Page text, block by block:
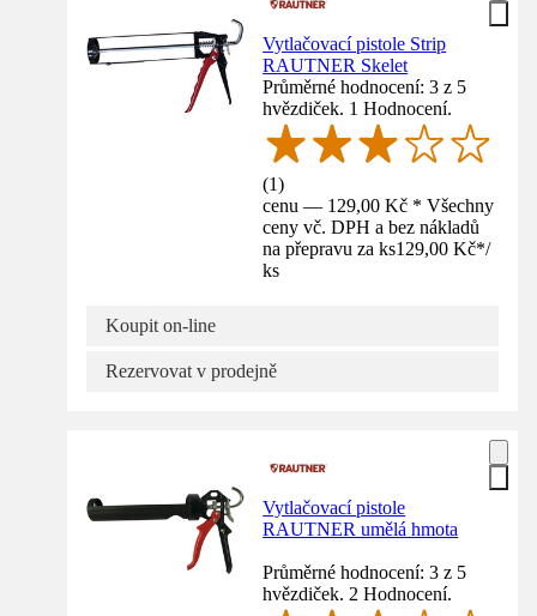
Vytlačovací pistole Strip
RAUTNER Skelet
Průměrné hodnocení: 3 z 5
hvězdiček. 1 Hodnocení.
(1)
cenu — 129,00 Kč * Všechny
ceny vč. DPH a bez nákladů
na přepravu za ks129,00 Kč*/
ks
Koupit on-line
Rezervovat v prodejně
Vytlačovací pistole
RAUTNER umělá hmota
Průměrné hodnocení: 3 z 5
hvězdiček. 2 Hodnocení.